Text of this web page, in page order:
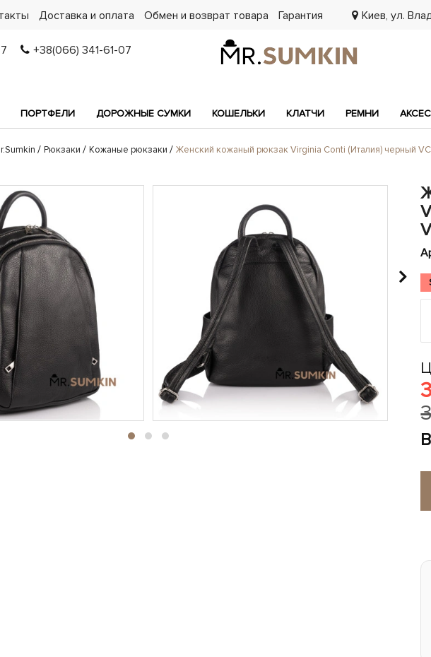
Доставка и оплата Обмен и возврат товара Гарантия Киев, ул.
+38(066) 341-61-07
ПОРТФЕЛИ ДОРОЖНЫЕ СУМКИ КОШЕЛЬКИ КЛАТЧИ РЕМНИ
Рюкзаки Кожаные рюкзаки Женский кожаный рюкзак Virginia Conti (Италия) черный